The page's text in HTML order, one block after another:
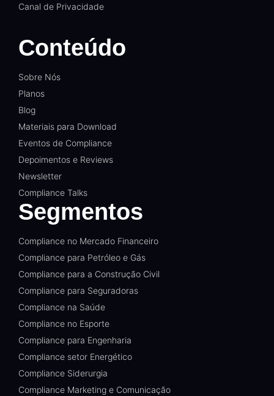
Canal de Privacidade
Conteúdo
Sobre Nós
Planos
Blog
Materiais para Download
Eventos de Compliance
Depoimentos e Reviews
Newsletter
Compliance Talks
Segmentos
Compliance no Mercado Financeiro
Compliance para Petróleo e Gás
Compliance para a Construção Civil
Compliance para Seguradoras
Compliance na Saúde
Compliance no Esporte
Compliance para Engenharia
Compliance setor Energético
Compliance Siderurgia
Compliance Marketing e Comunicação